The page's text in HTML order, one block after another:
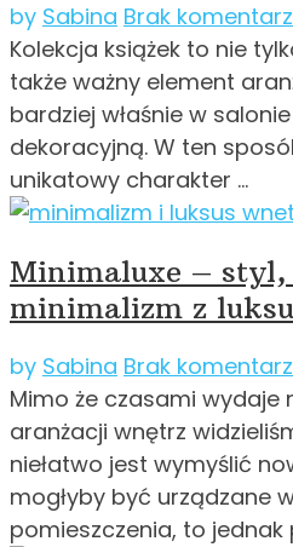
by Sabina Brak
Kolekcja książek to nie
także ważny element
bardziej właśnie w
dekoracyjną. W ten
unikatowy charakter …
Minimaluxe – styl,
minimalizm z
by Sabina Brak
Mimo że czasami wydaje
aranżacji wnętrz
niełatwo jest wymyślić
mogłyby być urządzane
pomieszczenia, to jednak